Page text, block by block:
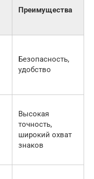
Преимущества
Безопасность,
удобство
Высокая
точность,
широкий охват
знаков